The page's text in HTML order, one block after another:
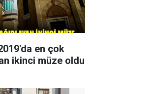
en çok
ikinci müze oldu